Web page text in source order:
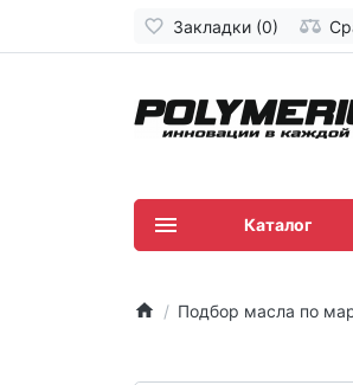
Закладки (0)
Каталог
Подбор масла по